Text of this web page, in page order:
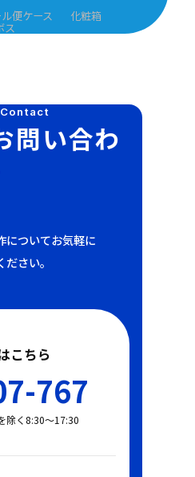
便ケース 化粧箱
ス
問い合わ
についてお気軽に
さい。
こちら
767
除く8:30〜17:30